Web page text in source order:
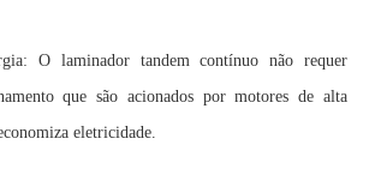
O laminador tandem contínuo não requer
que são acionados por motores de alta
eletricidade.